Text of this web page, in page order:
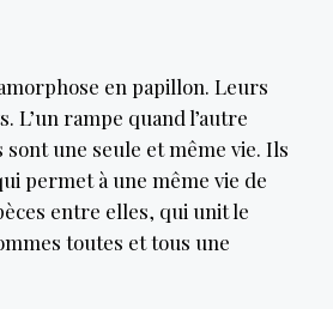
en papillon. Leurs
L’un rampe quand l’autre
une seule et même vie. Ils
permet à une même vie de
entre elles, qui unit le
toutes et tous une